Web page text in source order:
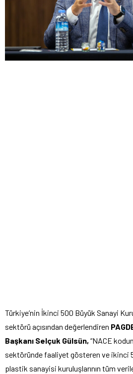
Türkiye’nin İkinci 500 Büyük Sanayi
sektörü açısından değerlendiren
Başkanı Selçuk Gülsün, “NACE
sektöründe faaliyet gösteren ve ikinci
plastik sanayisi kuruluşlarının tüm